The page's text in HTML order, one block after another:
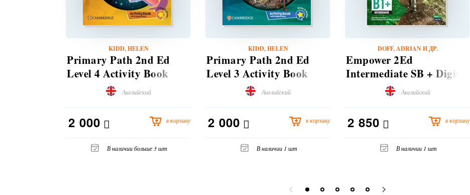
KIDD, HELEN
Primary Path 2nd Ed
Level 4 Activity Book
with Digital Pack
Английский
2 000 в корзину
В наличии больше 3 шт
KIDD, HELEN
Primary Path 2nd Ed
Level 3 Activity Book
with Digital Pack
Английский
2 000 в корзину
В наличии 1 шт
DOFF, ADRIAN И ДР.
Empower 2Ed
Intermediate SB + Digital
Английский
2 850 в корзину
В наличии 1 шт